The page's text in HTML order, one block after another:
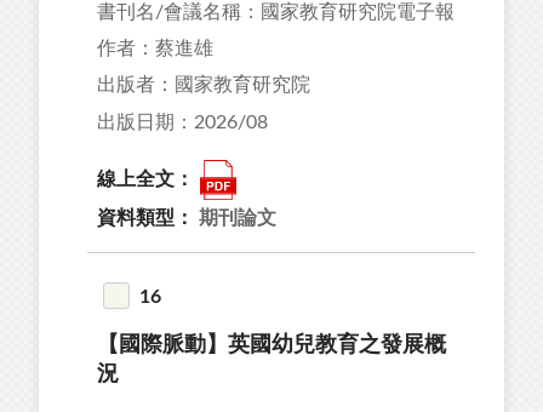
書刊名/會議名稱：國家教育研究院電子報
作者：蔡進雄
出版者：國家教育研究院
出版日期：2026/08
線上全文：
資料類型： 期刊論文
16
【國際脈動】英國幼兒教育之發展概
況